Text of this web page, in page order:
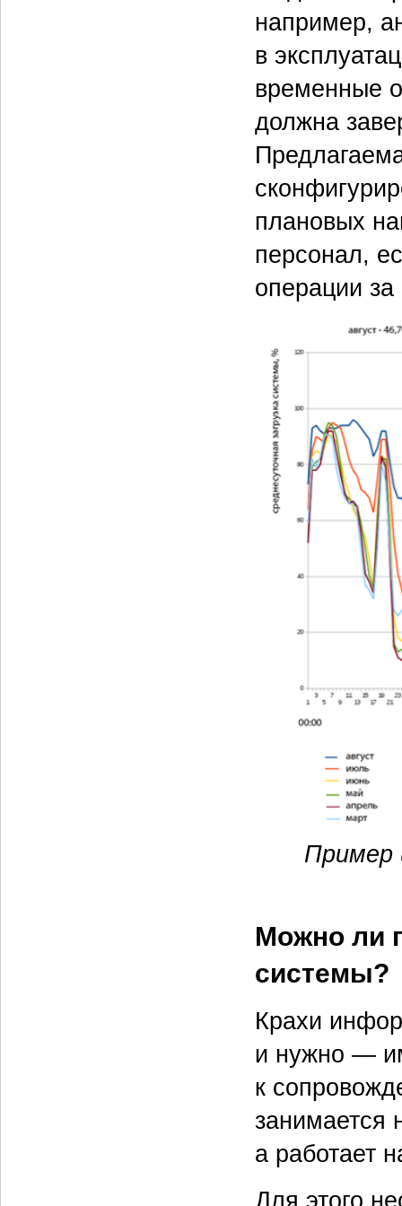
например,
в
временные
должна
плановых
персонал,
операции
Пример
Можно ли
системы?
Крахи
и нужно —
к
занимается
а работает